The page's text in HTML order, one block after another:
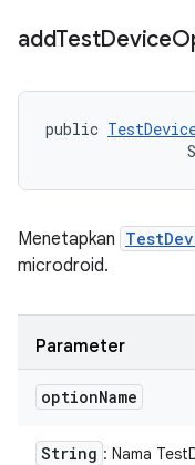
addTestDevice
public
Menetapkan
microdroid.
Parameter
optionName
String : Nama